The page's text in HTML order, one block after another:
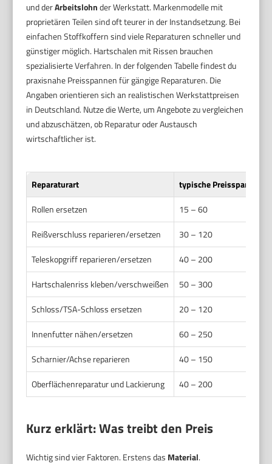
und derArbeitslohnder Werkstatt. Markenmodelle mit
proprietären Teilen sind oft teurer in der Instandsetzung. Bei
einfachen Stoffkoffern sind viele Reparaturen schneller und
günstiger möglich. Hartschalen mit Rissen brauchen
spezialisierte Verfahren. In der folgenden Tabelle findest du
praxisnahe Preisspannen für gängige Reparaturen. Die
Angaben orientieren sich an realistischen Werkstattpreisen
in Deutschland. Nutze die Werte, um Angebote zu vergleichen
und abzuschätzen, ob Reparatur oder Austausch
wirtschaftlicher ist.
Reparaturart
typische Preisspanne
Rollen ersetzen
15 – 60
Reißverschluss reparieren/ersetzen
30 – 120
Teleskopgriff reparieren/ersetzen
40 – 200
Hartschalenriss kleben/verschweißen
50 – 300
Schloss/TSA-Schloss ersetzen
20 – 120
Innenfutter nähen/ersetzen
60 – 250
Scharnier/Achse reparieren
40 – 150
Oberflächenreparatur und Lackierung
40 – 200
Kurz erklärt: Was treibt den Preis
Wichtig sind vier Faktoren. Erstens das Material.